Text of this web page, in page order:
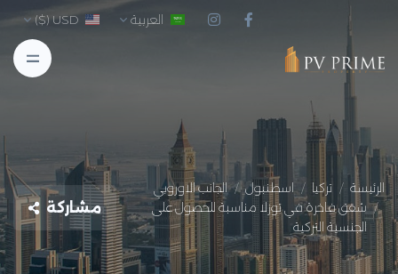
العربية USD ($)
الرئيسة تركيا اسطنبول
الجانب الاوروبي
شقق فاخرة في توزلا مناسبة للحصول على
الجنسية التركية
مشاركة